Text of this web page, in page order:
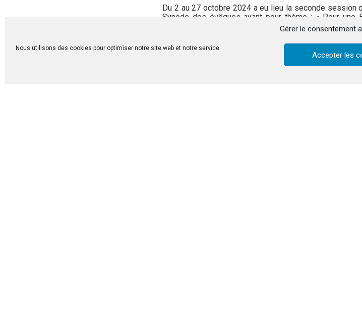
Gérer le consentement
Nous utilisons des cookies pour optimiser notre site web et notre service.
Accepter les
Du 2 au 27 octobre 2024 a eu lieu la seconde session
Synode des évêques ayant pour thème : « Pour une
mission ». Ce synode sur la synodalité s’est ouvert
Anne-Cathy Graber, soeur consacrée dans la
déléguée fraternelle au sein de cette assemblée.